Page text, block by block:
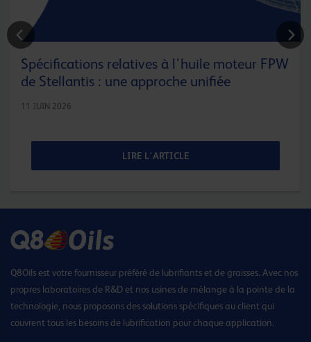
Spécifications relatives à l'huile moteur FPW
de Stellantis : une approche unifiée
11 JUIN 2026
LIRE L'ARTICLE
Q8Oils est votre fournisseur préféré de lubrifiants et de graisses. Avec nos
propres laboratoires de R&D et nos usines de mélange à la pointe de la
technologie, nous proposons des solutions spécifiques au client qui
couvrent tous les besoins de lubrification pour chaque application.